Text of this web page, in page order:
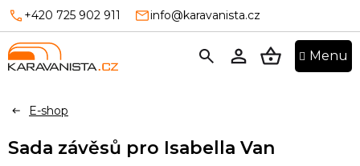
Přejít
obsah
+420 725 902 911 info@karavanista.cz
E-shop
Sada závěsů pro Isabella Van